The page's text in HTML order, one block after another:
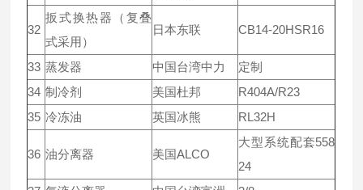
32
扳式换热器（复叠
式采用）
日本东联 CB14-20HSR16
33 蒸发器 中国台湾中力
定制
34 制冷剂 美国杜邦
R404A/R23
35 冷冻油 英国冰熊 RL32H
36 油分离器 美国ALCO
大型系统配套558
24